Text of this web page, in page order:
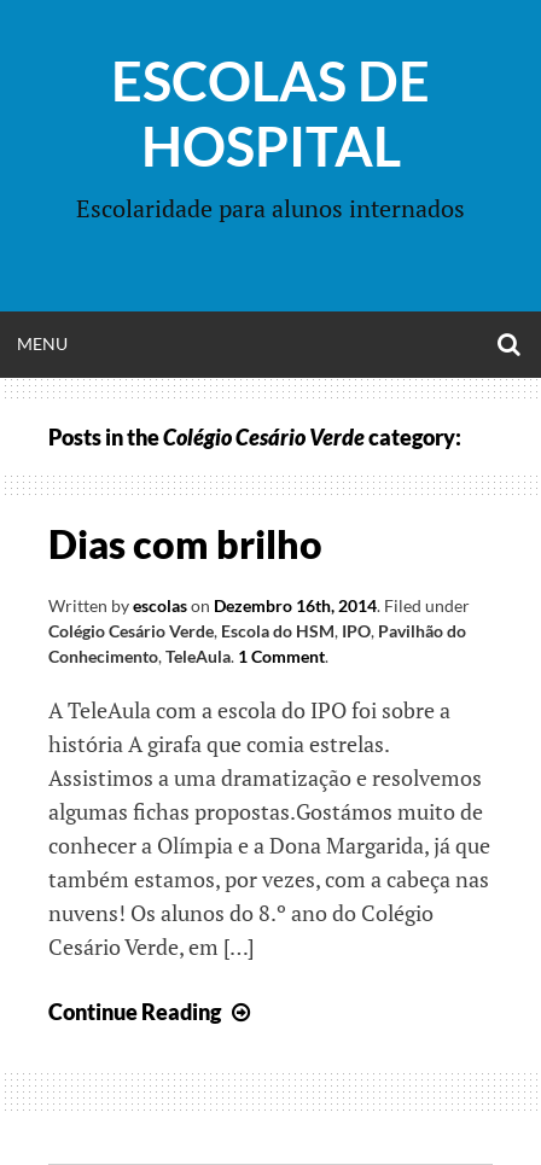
ESCOLAS DE
HOSPITAL
Escolaridade para alunos internados
MENU
MENU
Posts in theColégio Cesário Verdecategory:
Dias com brilho
Written byescolason Dezembro 16th, 2014. Filed under
Colégio Cesário Verde, Escola do HSM, IPO, Pavilhão do
Conhecimento,TeleAula. 1 Comment.
A TeleAula com a escola do IPO foi sobre a
história A girafa que comia estrelas.
Assistimos a uma dramatização e resolvemos
algumas fichas propostas.Gostámos muito de
conhecer a Olímpia e a Dona Margarida, já que
também estamos, por vezes, com a cabeça nas
nuvens! Os alunos do 8.º ano do Colégio
Cesário Verde, em […]
Continue Reading
brilho